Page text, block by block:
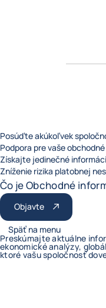
Posúďte akúkoľvek
Podpora pre vaše
Získajte jedinečné
Zníženie rizika platobnej
Čo je Obchodné
Objavte
Späť na menu
Preskúmajte aktuálne
ekonomické analýzy,
ktoré vašu spoločnosť